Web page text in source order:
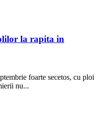
la rapita in
foarte secetos, cu ploi
nu...